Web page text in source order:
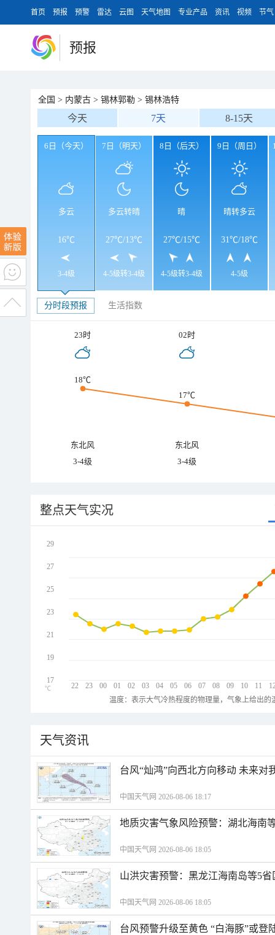
首页 预报 预警 雷达 云图 天气地图 专业产品 资讯 视频 节气
预报
全国 > 内蒙古 > 锡林郭勒 > 锡林浩特
今天 7天 8-15天
6日（今天）
多云
16℃
3-4级
7日（明天）
多云转晴
27℃/13℃
4-5级转3-4级
8日（后天）
晴
27℃/15℃
4-5级转3-4级
9日（周日）
晴转多云
31℃/18℃
4-5级
分时段预报 生活指数
23时 02时
18℃
17℃
东北风
东北风
3-4级
3-4级
整点天气实况
22 23 00 01 02 03 04 05 06 07 08 09 10 11
29
27
25
23
21
19
17
℃
温度：表示大气冷热程度的物理量，气象上给出
天气资讯
台风“灿鸿”向西北方向移动 未来对
中国天气网 2026-08-06 18:17
地质灾害气象风险预警：湖北海南
中国天气网 2026-08-06 18:05
山洪灾害预警：黑龙江海南岛等5
中国天气网 2026-08-06 18:05
台风预警升级至黄色 “白海豚”或登